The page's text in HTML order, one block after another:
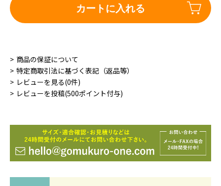
カートに入れる
商品の保証について
特定商取引法に基づく表記（返品等）
レビューを見る(0件)
レビューを投稿(500ポイント付与)